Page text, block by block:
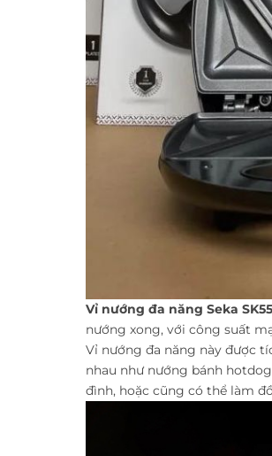
Vỉ nướng đa năng Seka
nướng xong, với công suất
Vỉ nướng đa năng này được
nhau như nướng bánh
đình, hoặc cũng có thể làm